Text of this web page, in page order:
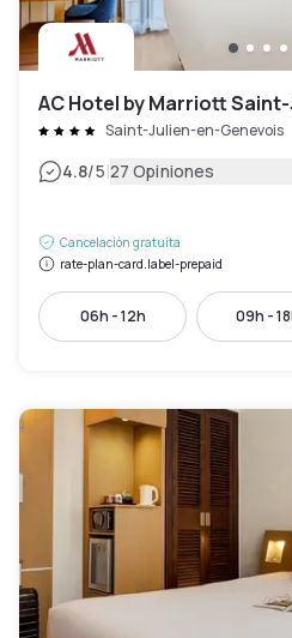
AC Hotel by Marriott
Saint-Julien-en-Genevois
4.8/5|27 Opiniones
Cancelación gratuita
rate-plan-card.label-prepaid
06h - 12h 09h -